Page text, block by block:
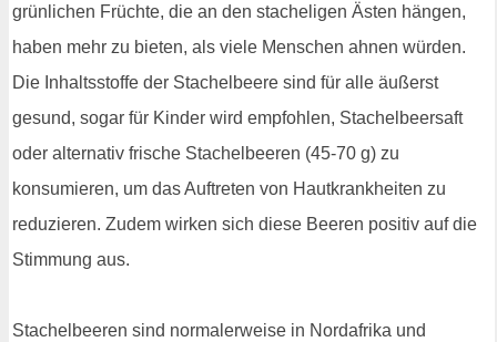
grünlichen Früchte, die an den stacheligen Ästen hängen,
haben mehr zu bieten, als viele Menschen ahnen würden.
Die Inhaltsstoffe der Stachelbeere sind für alle äußerst
gesund, sogar für Kinder wird empfohlen, Stachelbeersaft
oder alternativ frische Stachelbeeren (45-70 g) zu
konsumieren, um das Auftreten von Hautkrankheiten zu
reduzieren. Zudem wirken sich diese Beeren positiv auf die
Stimmung aus.
Stachelbeeren sind normalerweise in Nordafrika und